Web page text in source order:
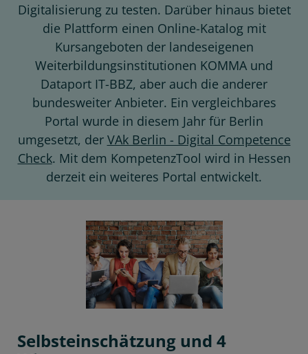
Digitalisierung zu testen. Darüber hinaus bietet
die Plattform einen Online-Katalog mit
Kursangeboten der landeseigenen
Weiterbildungsinstitutionen KOMMA und
Dataport IT-BBZ, aber auch die anderer
bundesweiter Anbieter. Ein vergleichbares
Portal wurde in diesem Jahr für Berlin
umgesetzt, der VAk Berlin - Digital Competence
Check. Mit dem KompetenzTool wird in Hessen
derzeit ein weiteres Portal entwickelt.
Selbsteinschätzung und 4